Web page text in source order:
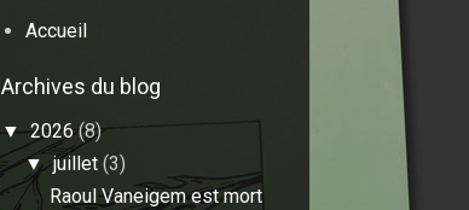
Accueil
Archives du blog
▼2026(8)
▼juillet(3)
Raoul Vaneigem est mort